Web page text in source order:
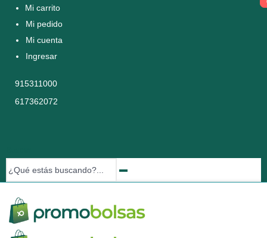
Mi carrito
Mi pedido
Mi cuenta
Ingresar
915311000
617362072